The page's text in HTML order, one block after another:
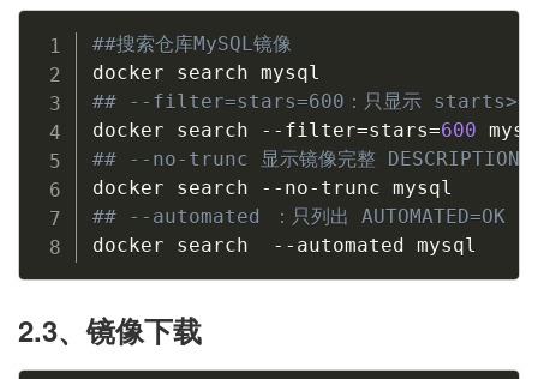
##搜索仓库MySQL镜像
## --filter=stars=600：只显示
docker search --filter=stars=600
## --no-trunc 显示镜像完整 DESCRIPTION
## --automated ：只列出 AUTOMATED=OK 的
docker search  --automated mysql
2.3、镜像下载